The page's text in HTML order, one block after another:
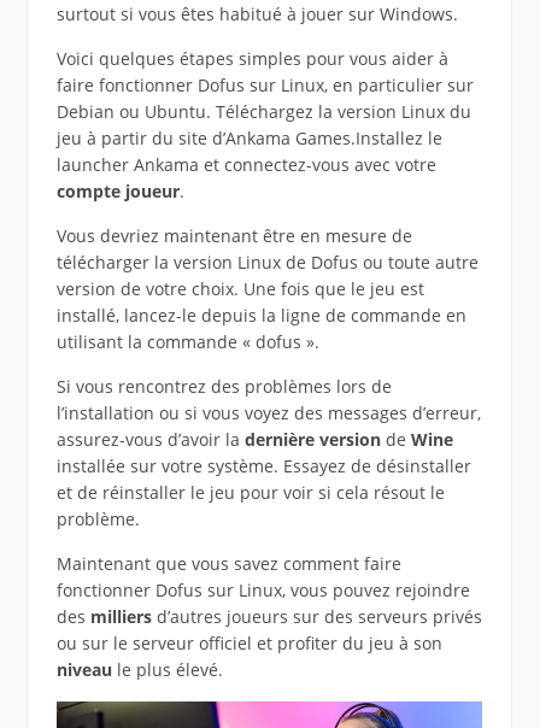
surtout si vous êtes habitué à jouer sur Windows.
Voici quelques étapes simples pour vous aider à
faire fonctionner Dofus sur Linux, en particulier sur
Debian ou Ubuntu. Téléchargez la version Linux du
jeu à partir du site d’Ankama Games.Installez le
launcher Ankama et connectez-vous avec votre
compte joueur.
Vous devriez maintenant être en mesure de
télécharger la version Linux de Dofus ou toute autre
version de votre choix. Une fois que le jeu est
installé, lancez-le depuis la ligne de commande en
utilisant la commande « dofus ».
Si vous rencontrez des problèmes lors de
l’installation ou si vous voyez des messages d’erreur,
assurez-vous d’avoir la dernière versionde Wine
installée sur votre système. Essayez de désinstaller
et de réinstaller le jeu pour voir si cela résout le
problème.
Maintenant que vous savez comment faire
fonctionner Dofus sur Linux, vous pouvez rejoindre
des milliers d’autres joueurs sur des serveurs privés
ou sur le serveur officiel et profiter du jeu à son
niveau le plus élevé.